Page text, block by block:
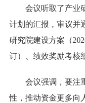
会议听取了产业
计划的汇报，审议并
研究院建设方案（
订）、绩效奖励考核
会议强调，要注
性，推动资金更多向